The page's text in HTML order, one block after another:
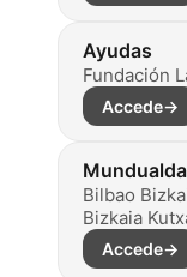
Ayudas
Fundación
Accede→
Bilbao
Bizkaia
Accede→